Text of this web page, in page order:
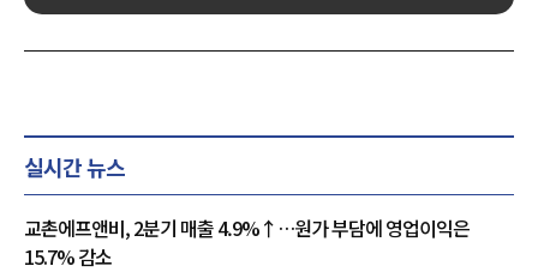
실시간 뉴스
교촌에프앤비, 2분기 매출 4.9%↑…원가 부담에 영업이익은
15.7% 감소